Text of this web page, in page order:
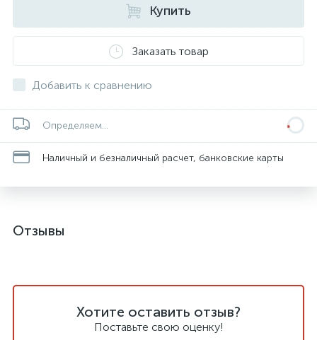
Купить
Заказать товар
Добавить к сравнению
Определяем...
Наличный и безналичный расчет, банковские карты
Отзывы
Хотите оставить отзыв?
Поставьте свою оценку!